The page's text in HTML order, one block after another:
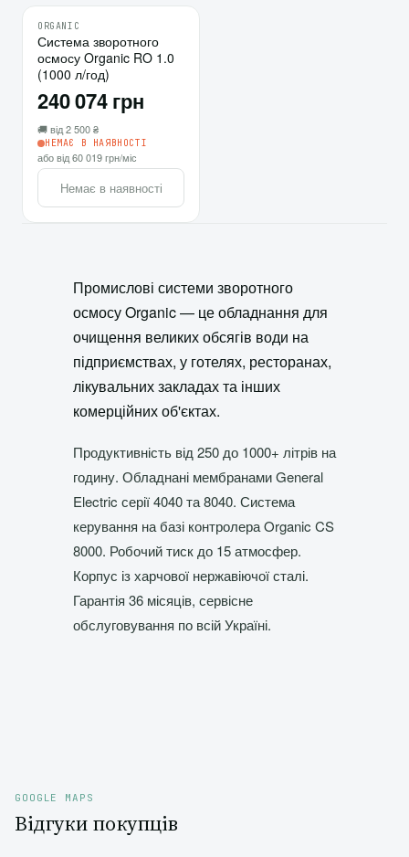
⇄
ORGANIC
Система зворотного
осмосу Organic RO 1.0
(1000 л/год)
240 074 грн
🚚 від 2 500 ₴
НЕМАЄ В НАЯВНОСТІ
або від 60 019 грн/міс
Немає в наявності
Промислові системи зворотного
осмосу Organic — це обладнання для
очищення великих обсягів води на
підприємствах, у готелях, ресторанах,
лікувальних закладах та інших
комерційних об'єктах.
Продуктивність від 250 до 1000+ літрів на
годину. Обладнані мембранами General
Electric серії 4040 та 8040. Система
керування на базі контролера Organic CS
8000. Робочий тиск до 15 атмосфер.
Корпус із харчової нержавіючої сталі.
Гарантія 36 місяців, сервісне
обслуговування по всій Україні.
GOOGLE MAPS
Відгуки покупців